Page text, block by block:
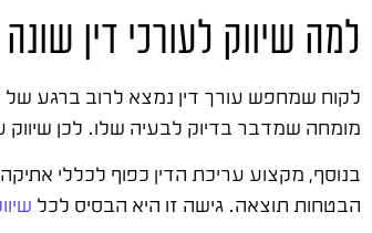
למה שיווק לעורכי דין
לקוח שמחפש עורך דין נמצא לרוב ברגע של
מומחה שמדבר בדיוק לבעיה שלו. לכן שיווק
בנוסף, מקצוע עריכת הדין כפוף לכללי
הבטחות תוצאה. גישה זו היא הבסיס לכל